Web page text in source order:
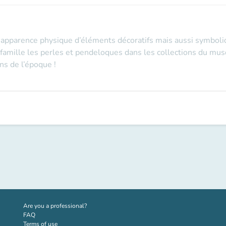
physique d’éléments décoratifs mais aussi
les perles et pendeloques dans les collections du
de l’époque !
Are you a professional?(new tab)
FAQ
Terms of use